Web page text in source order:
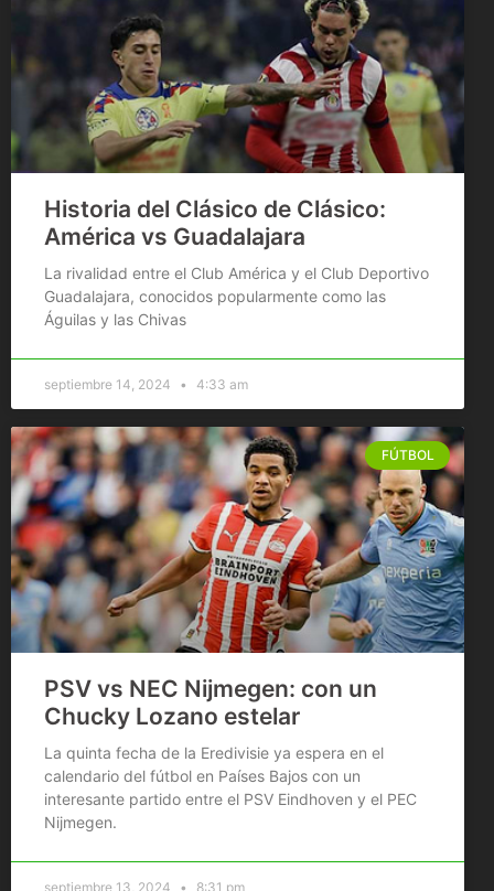
Historia del Clásico de Clásico:
América vs Guadalajara
La rivalidad entre el Club América y el Club Deportivo
Guadalajara, conocidos popularmente como las
Águilas y las Chivas
septiembre 14, 2024 4:33 am
FÚTBOL
PSV vs NEC Nijmegen: con un
Chucky Lozano estelar
La quinta fecha de la Eredivisie ya espera en el
calendario del fútbol en Países Bajos con un
interesante partido entre el PSV Eindhoven y el PEC
Nijmegen.
septiembre 13, 2024 8:31 pm